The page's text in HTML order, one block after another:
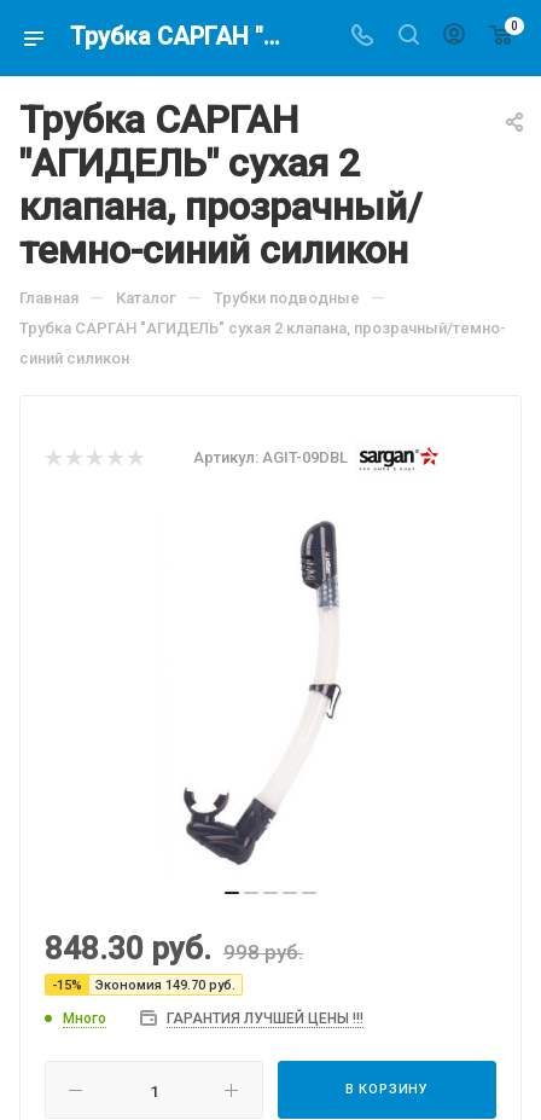
Трубка САРГАН "АГИДЕЛЬ" сухая 2 клапана, прозрачный/темно-синий силикон, по цене 848.3 руб, купить в интернет-магазине подводной охоты Водолаз.РФ в Москве. - 0
Трубка САРГАН
"АГИДЕЛЬ" сухая 2
клапана, прозрачный/
темно-синий силикон
Главная — Каталог — Трубки подводные —
Трубка САРГАН "АГИДЕЛЬ" сухая 2 клапана, прозрачный/темно-
синий силикон
Артикул: AGIT-09DBL
848.30 руб. 998руб.
-15% Экономия 149.70 руб.
Много ГАРАНТИЯ ЛУЧШЕЙ ЦЕНЫ !!!
В КОРЗИНУ